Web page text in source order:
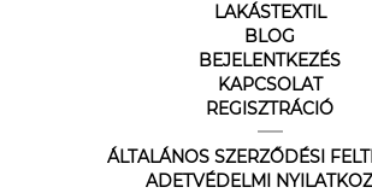
LAKÁSTEXTIL
BLOG
BEJELENTKEZÉS
KAPCSOLAT
REGISZTRÁCIÓ
ÁLTALÁNOS SZERZŐDÉSI
ADETVÉDELMI